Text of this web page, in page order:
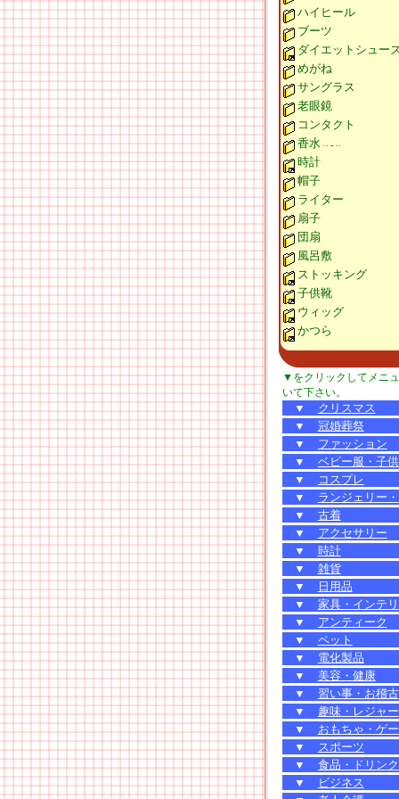
ハイヒール
ブーツ
ダイエットシュー
めがね
サングラス
老眼鏡
コンタクト
香水
時計
帽子
ライター
扇子
団扇
風呂敷
ストッキング
子供靴
ウィッグ
かつら
▼をクリックしてメニ
いて下さい。
▼
クリスマス
▼
冠婚葬祭
▼
ファッション
▼
ベビー服・子
▼
コスプレ
▼
ランジェリー
▼
古着
▼
アクセサリー
▼
時計
▼
雑貨
▼
日用品
▼
家具・インテ
▼
アンティーク
▼
ペット
▼
電化製品
▼
美容・健康
▼
習い事・お稽古
▼
趣味・レジャー
▼
おもちゃ・ゲ
▼
スポーツ
▼
食品・ドリンク
▼
ビジネス